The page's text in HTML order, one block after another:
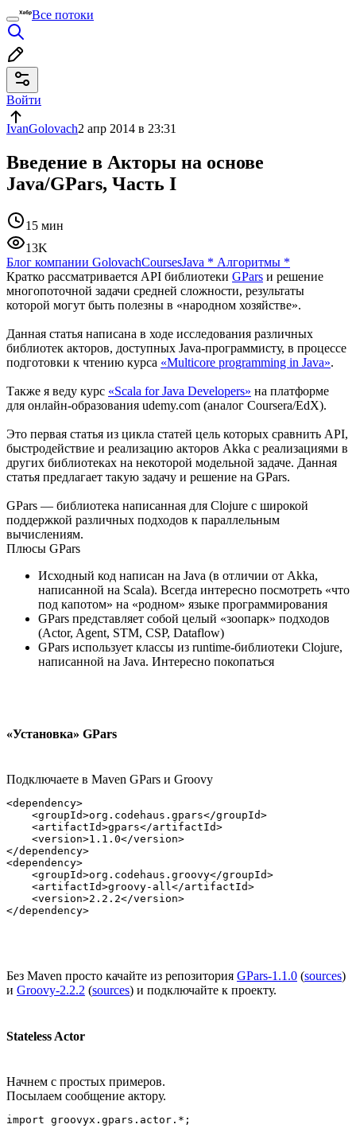
Все потоки
Войти
IvanGolovach2 апр 2014 в 23:31
Введение в Акторы на основе
Java/GPars, Часть I
15 мин
13K
Блог компании GolovachCoursesJava * Алгоритмы *
Кратко рассматривается API библиотеки GPars и решение
многопоточной задачи средней сложности, результаты
которой могут быть полезны в «народном хозяйстве».
Данная статья написана в ходе исследования различных
библиотек акторов, доступных Java-программисту, в процессе
подготовки к чтению курса «Multicore programming in Java».
Также я веду курс «Scala for Java Developers» на платформе
для онлайн-образования udemy.com (аналог Coursera/EdX).
Это первая статья из цикла статей цель которых сравнить API,
быстродействие и реализацию акторов Akka с реализациями в
других библиотеках на некоторой модельной задаче. Данная
статья предлагает такую задачу и решение на GPars.
GPars — библиотека написанная для Clojure с широкой
поддержкой различных подходов к параллельным
вычислениям.
Плюсы GPars
Исходный код написан на Java (в отличии от Akka,
написанной на Scala). Всегда интересно посмотреть «что
под капотом» на «родном» языке программирования
GPars представляет собой целый «зоопарк» подходов
(Actor, Agent, STM, CSP, Dataflow)
GPars использует классы из runtime-библиотеки Clojure,
написанной на Java. Интересно покопаться
«Установка» GPars
Подключаете в Maven GPars и Groovy
<dependency>
    <groupId>org.codehaus.gpars</groupId>
    <artifactId>gpars</artifactId>
    <version>1.1.0</version>
</dependency>
<dependency>
    <groupId>org.codehaus.groovy</groupId>
    <artifactId>groovy-all</artifactId>
    <version>2.2.2</version>
Без Maven просто качайте из репозитория GPars-1.1.0 (sources)
и Groovy-2.2.2 (sources) и подключайте к проекту.
Stateless Actor
Начнем с простых примеров.
Посылаем сообщение актору.
import groovyx.gpars.actor.*;